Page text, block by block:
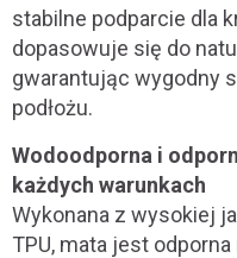
stabilne podparcie dla
dopasowuje się do
gwarantując wygodny
podłożu.
Wodoodporna i
każdych warunkach
Wykonana z wysokiej
TPU, mata jest